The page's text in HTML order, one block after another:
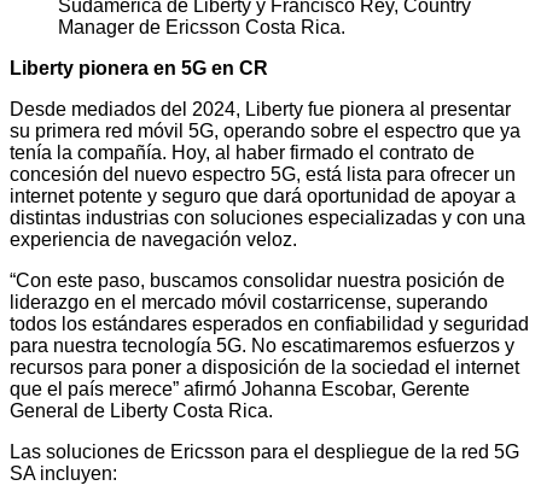
Sudamérica de Liberty y Francisco Rey, Country
Manager de Ericsson Costa Rica.
Liberty pionera en 5G en CR
Desde mediados del 2024, Liberty fue pionera al presentar
su primera red móvil 5G, operando sobre el espectro que ya
tenía la compañía. Hoy, al haber firmado el contrato de
concesión del nuevo espectro 5G, está lista para ofrecer un
internet potente y seguro que dará oportunidad de apoyar a
distintas industrias con soluciones especializadas y con una
experiencia de navegación veloz.
“Con este paso, buscamos consolidar nuestra posición de
liderazgo en el mercado móvil costarricense, superando
todos los estándares esperados en confiabilidad y seguridad
para nuestra tecnología 5G. No escatimaremos esfuerzos y
recursos para poner a disposición de la sociedad el internet
que el país merece” afirmó Johanna Escobar, Gerente
General de Liberty Costa Rica.
Las soluciones de Ericsson para el despliegue de la red 5G
SA incluyen: